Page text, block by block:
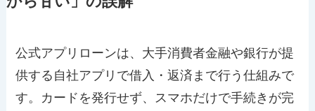
公式アプリローンは、大手消費者金融や銀行が提
供する自社アプリで借入・返済まで行う仕組みで
す。カードを発行せず、スマホだけで手続きが完